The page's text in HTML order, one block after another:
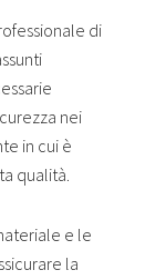
di
nei
in cui è
qualità.
e le
la